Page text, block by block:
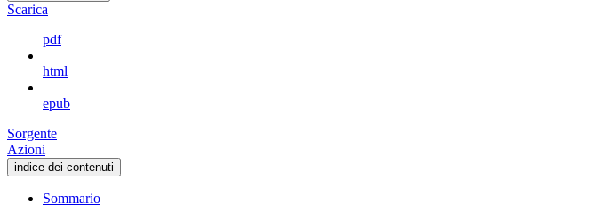
Scarica
pdf
html
epub
Sorgente
Azioni
indice dei contenuti
Sommario